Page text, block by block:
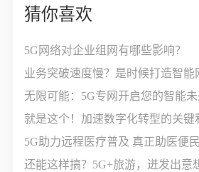
猜你喜欢
5G网络对企业组网有哪些影响？
业务突破速度慢？是时候打造智能
无限可能：5G专网开启您的智能未
就是这个！加速数字化转型的关键
5G助力远程医疗普及 真正助医便民
还能这样搞？5G+旅游，迸发出意